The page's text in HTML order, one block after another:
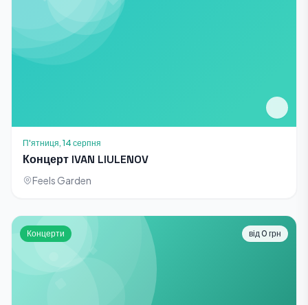
П'ятниця, 14 серпня
Концерт IVAN LIULENOV
Feels Garden
Концерти від 0 грн